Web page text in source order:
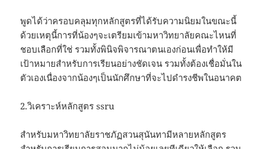
พูดได้ว่าครอบคลุมทุกหลักสูตรที่ได้รับความนิยมในขณะนี้
ด้วยเหตุนี้การที่น้องๆจะเตรียมเข้ามหาวิทยาลัยคณะไหนที่
ชอบเลือกที่ใช่ รวมทั้งพินิจพิจารณาตนเองก่อนเพื่อทำให้มี
เป้าหมายสำหรับการเรียนอย่างชัดเจน รวมทั้งต้องเชื่อมั่นใน
ตัวเองเนื่องจากน้องๆเป็นนักศึกษาที่จะไปดำรงชีพในอนาคต
2.วิเคราะห์หลักสูตร ssru
สำหรับมหาวิทยาลัยราชภัฏสวนสุนันทามีหลายหลักสูตร